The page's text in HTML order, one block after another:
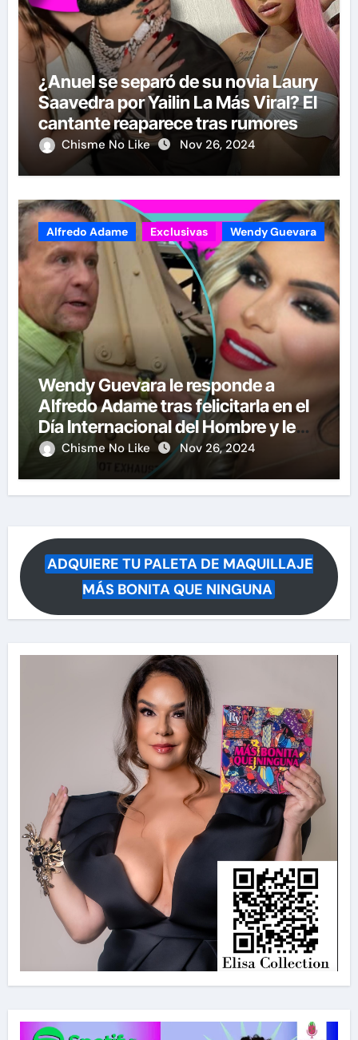
¿Anuel se separó de su novia Laury
Saavedra por Yailin La Más Viral? El
cantante reaparece tras rumores
Chisme No Like Nov 26, 2024
Alfredo Adame Exclusivas Wendy Guevara
Wendy Guevara le responde a
Alfredo Adame tras felicitarla en el
Día Internacional del Hombre y le
manda otro mensaje más fuerte
Chisme No Like Nov 26, 2024
ADQUIERE TU PALETA DE MAQUILLAJE
MÁS BONITA QUE NINGUNA